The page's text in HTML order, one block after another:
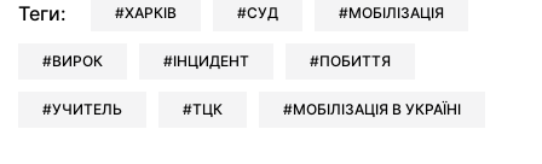
Теги: ХАРКІВ СУД МОБІЛІЗАЦІЯ
ВИРОК ІНЦИДЕНТ ПОБИТТЯ
УЧИТЕЛЬ ТЦК МОБІЛІЗАЦІЯ В УКРАЇНІ